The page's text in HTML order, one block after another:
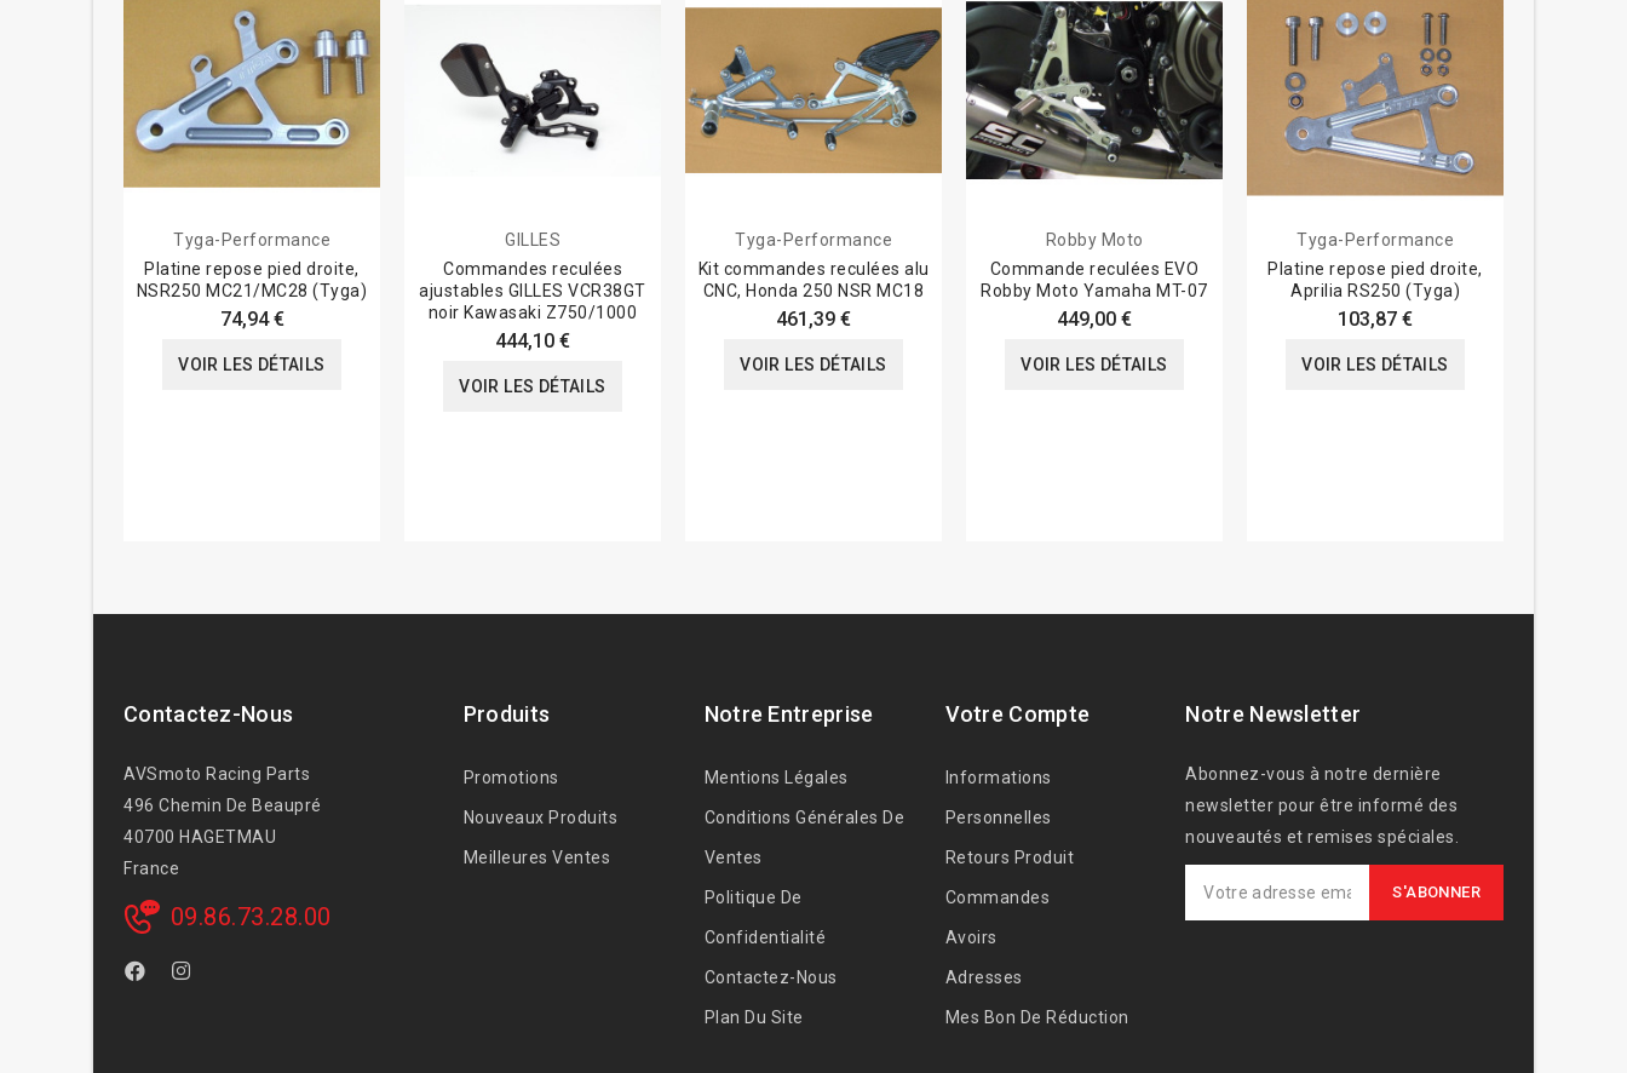
Tyga-Performance
Platine repose pied droite,
NSR250 MC21/MC28 (Tyga)
74,94 €
VOIR LES DÉTAILS
GILLES
Commandes reculées
ajustables GILLES VCR38GT
noir Kawasaki Z750/1000
444,10 €
VOIR LES DÉTAILS
Tyga-Performance
Kit commandes reculées alu
CNC, Honda 250 NSR MC18
461,39 €
VOIR LES DÉTAILS
Robby Moto
Commande reculées EVO
Robby Moto Yamaha MT-07
449,00 €
VOIR LES DÉTAILS
Tyga-Performance
Platine repose pied droite,
Aprilia RS250 (Tyga)
103,87 €
VOIR LES DÉTAILS
Contactez-Nous
AVSmoto Racing Parts
496 Chemin De Beaupré
40700 HAGETMAU
France
09.86.73.28.00
Produits
Promotions
Nouveaux Produits
Meilleures Ventes
Notre Entreprise
Mentions Légales
Conditions Générales De
Ventes
Politique De
Confidentialité
Contactez-Nous
Plan Du Site
Votre Compte
Informations
Personnelles
Retours Produit
Commandes
Avoirs
Adresses
Mes Bon De Réduction
Notre Newsletter
Abonnez-vous à notre dernière
newsletter pour être informé des
nouveautés et remises spéciales.